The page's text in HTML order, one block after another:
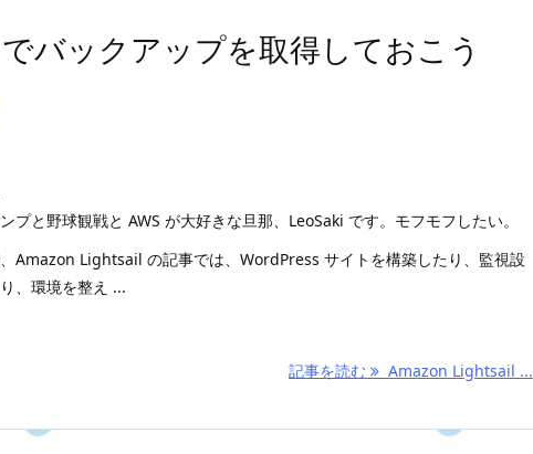
バックアップを取得しておこう
プと野球観戦と AWS が大好きな旦那、LeoSaki です。モフモフしたい。
Amazon Lightsail の記事では、WordPress サイトを構築したり、監視設
、環境を整え ...
記事を読む Amazon Lightsail ...